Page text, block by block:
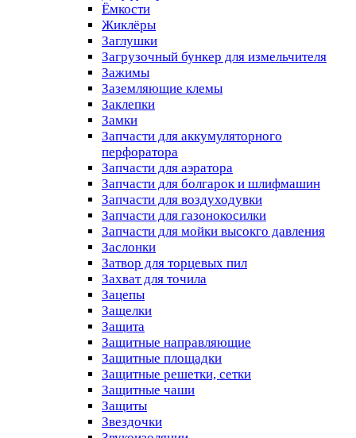
Ёмкости
Жиклёры
Заглушки
Загрузочный бункер для измельчителя
Зажимы
Заземляющие клемы
Заклепки
Замки
Запчасти для аккумуляторного
перфоратора
Запчасти для аэратора
Запчасти для болгарок и шлифмашин
Запчасти для воздуходувки
Запчасти для газонокосилки
Запчасти для мойки высокго давления
Заслонки
Затвор для торцевых пил
Захват для точила
Зацепы
Защелки
Защита
Защитные направляющие
Защитные площадки
Защитные решетки, сетки
Защитные чаши
Защиты
Звездочки